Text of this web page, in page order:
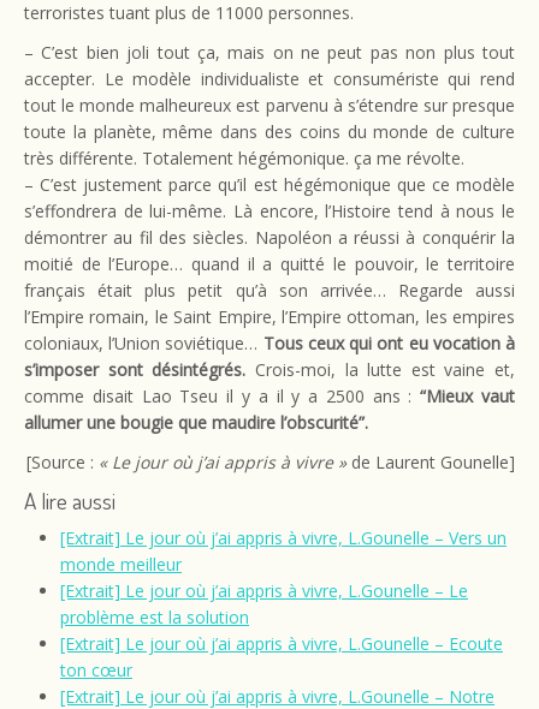
terroristes tuant plus de 11000 personnes.
– C’est bien joli tout ça, mais on ne peut pas non plus tout
accepter. Le modèle individualiste et consumériste qui rend
tout le monde malheureux est parvenu à s’étendre sur presque
toute la planète, même dans des coins du monde de culture
très différente. Totalement hégémonique. ça me révolte.
– C’est justement parce qu’il est hégémonique que ce modèle
s’effondrera de lui-même. Là encore, l’Histoire tend à nous le
démontrer au fil des siècles. Napoléon a réussi à conquérir la
moitié de l’Europe… quand il a quitté le pouvoir, le territoire
français était plus petit qu’à son arrivée… Regarde aussi
l’Empire romain, le Saint Empire, l’Empire ottoman, les empires
coloniaux, l’Union soviétique… Tous ceux qui ont eu vocation à
s’imposer sont désintégrés. Crois-moi, la lutte est vaine et,
comme disait Lao Tseu il y a il y a 2500 ans : “Mieux vaut
allumer une bougie que maudire l’obscurité”.
[Source : « Le jour où j’ai appris à vivre » de Laurent Gounelle]
A lire aussi
[Extrait] Le jour où j’ai appris à vivre, L.Gounelle – Vers un
monde meilleur
[Extrait] Le jour où j’ai appris à vivre, L.Gounelle – Le
problème est la solution
[Extrait] Le jour où j’ai appris à vivre, L.Gounelle – Ecoute
ton cœur
[Extrait] Le jour où j’ai appris à vivre, L.Gounelle – Notre